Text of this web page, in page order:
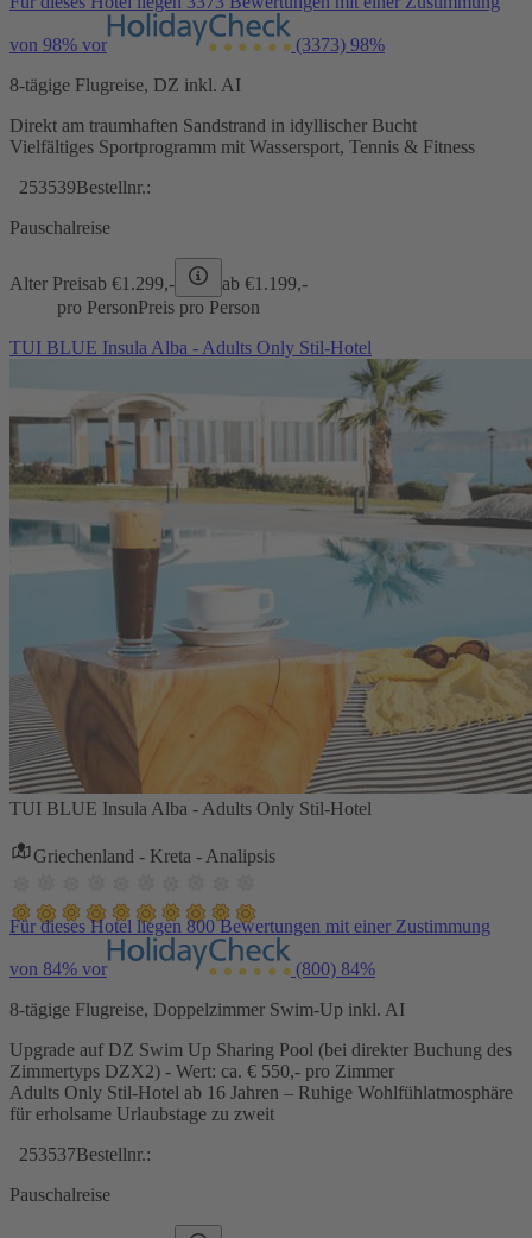
von 98% vor (3373) 98%
8-tägige Flugreise, DZ inkl. AI
Direkt am traumhaften Sandstrand in idyllischer Bucht
Vielfältiges Sportprogramm mit Wassersport, Tennis & Fitness
253539Bestellnr.:
Pauschalreise
Alter Preisab €1.299,- ab €1.199,-
pro PersonPreis pro Person
TUI BLUE Insula Alba - Adults Only Stil-Hotel
TUI BLUE Insula Alba - Adults Only Stil-Hotel
Griechenland - Kreta - Analipsis
Für dieses Hotel liegen 800 Bewertungen mit einer Zustimmung
von 84% vor (800) 84%
8-tägige Flugreise, Doppelzimmer Swim-Up inkl. AI
Upgrade auf DZ Swim Up Sharing Pool (bei direkter Buchung des
Zimmertyps DZX2) - Wert: ca. € 550,- pro Zimmer
Adults Only Stil-Hotel ab 16 Jahren – Ruhige Wohlfühlatmosphäre
für erholsame Urlaubstage zu zweit
253537Bestellnr.:
Pauschalreise